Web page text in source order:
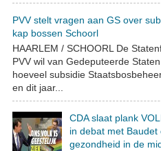
PVV stelt vragen aan GS over
kap bossen Schoorl
HAARLEM / SCHOORL De
PVV wil van Gedeputeerde
hoeveel subsidie
en dit jaar...
CDA slaat plank
in debat met Baudet
gezondheid in de